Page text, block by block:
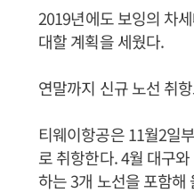
2019년에도 보잉의 차
대할 계획을 세웠다.
연말까지 신규 노선 취
티웨이항공은 11월2일
로 취항한다. 4월 대구
하는 3개 노선을 포함해